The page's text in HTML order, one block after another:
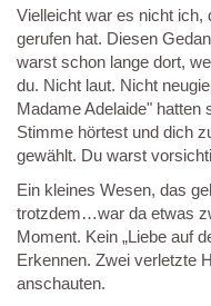
Vielleicht war es nicht ich,
gerufen hat. Diesen
warst schon lange dort,
du. Nicht laut. Nicht
Madame Adelaide" hatten
Stimme hörtest und dich
gewählt. Du warst
Ein kleines Wesen, das
trotzdem…war da etwas
Moment. Kein „Liebe auf
Erkennen. Zwei verletzte
anschauten.